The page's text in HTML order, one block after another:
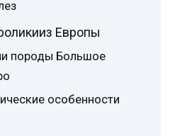
Европы
породы Большое
особенности